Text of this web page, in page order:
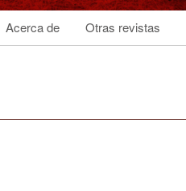
Acerca de Otras revistas